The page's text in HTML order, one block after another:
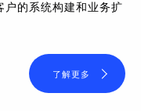
的系统构建和业务扩
了解更多